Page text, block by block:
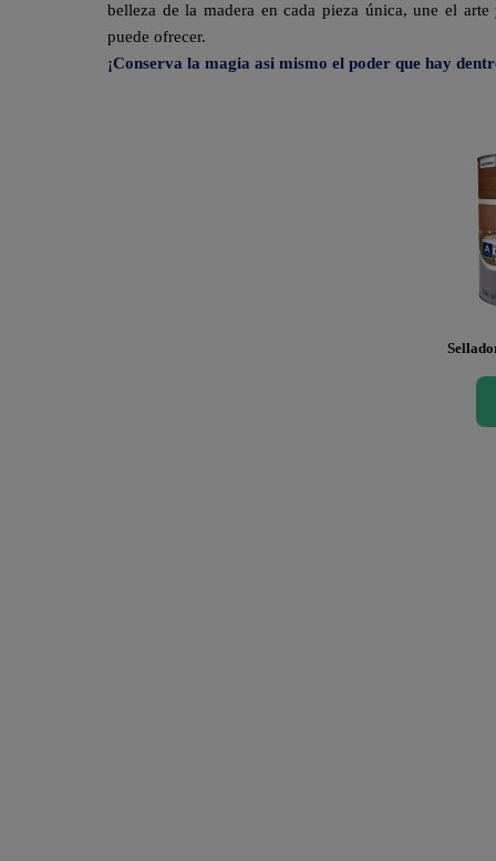
belleza de la madera en cada pieza única, une el
puede ofrecer.
¡Conserva la magia asi mismo el poder que hay